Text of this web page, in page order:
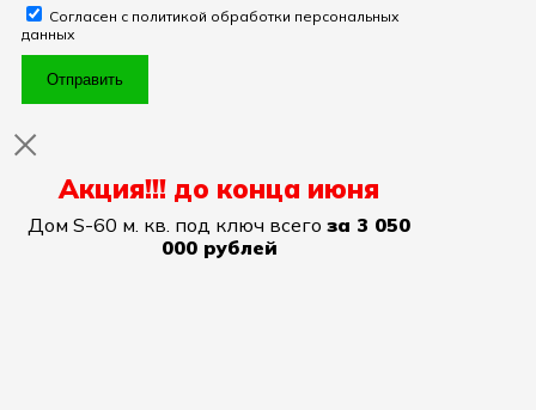
Согласен с политикой обработки персональных
данных
Отправить
Акция!!! до конца июня
Дом S-60 м. кв. под ключ всего за 3 050
000 рублей